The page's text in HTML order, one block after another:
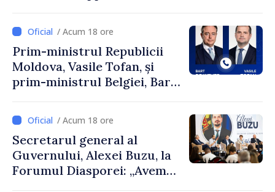
/ Acum 18 ore
Prim-ministrul Republicii
Moldova, Vasile Tofan, și
prim-ministrul Belgiei, Bart
despre parcursul european
al Republicii Moldova.
/ Acum 18 ore
Secretarul general al
Guvernului, Alexei Buzu, la
Forumul Diasporei: „Avem